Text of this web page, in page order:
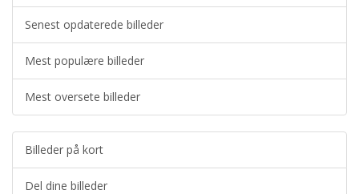
Senest opdaterede billeder
Mest populære billeder
Mest oversete billeder
Billeder på kort
Del dine billeder